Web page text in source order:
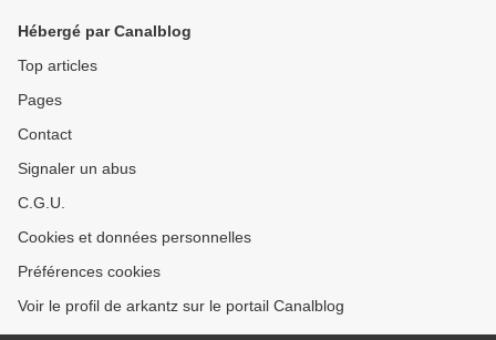
Hébergé par Canalblog
Top articles
Pages
Contact
Signaler un abus
C.G.U.
Cookies et données personnelles
Préférences cookies
Voir le profil de arkantz sur le portail Canalblog